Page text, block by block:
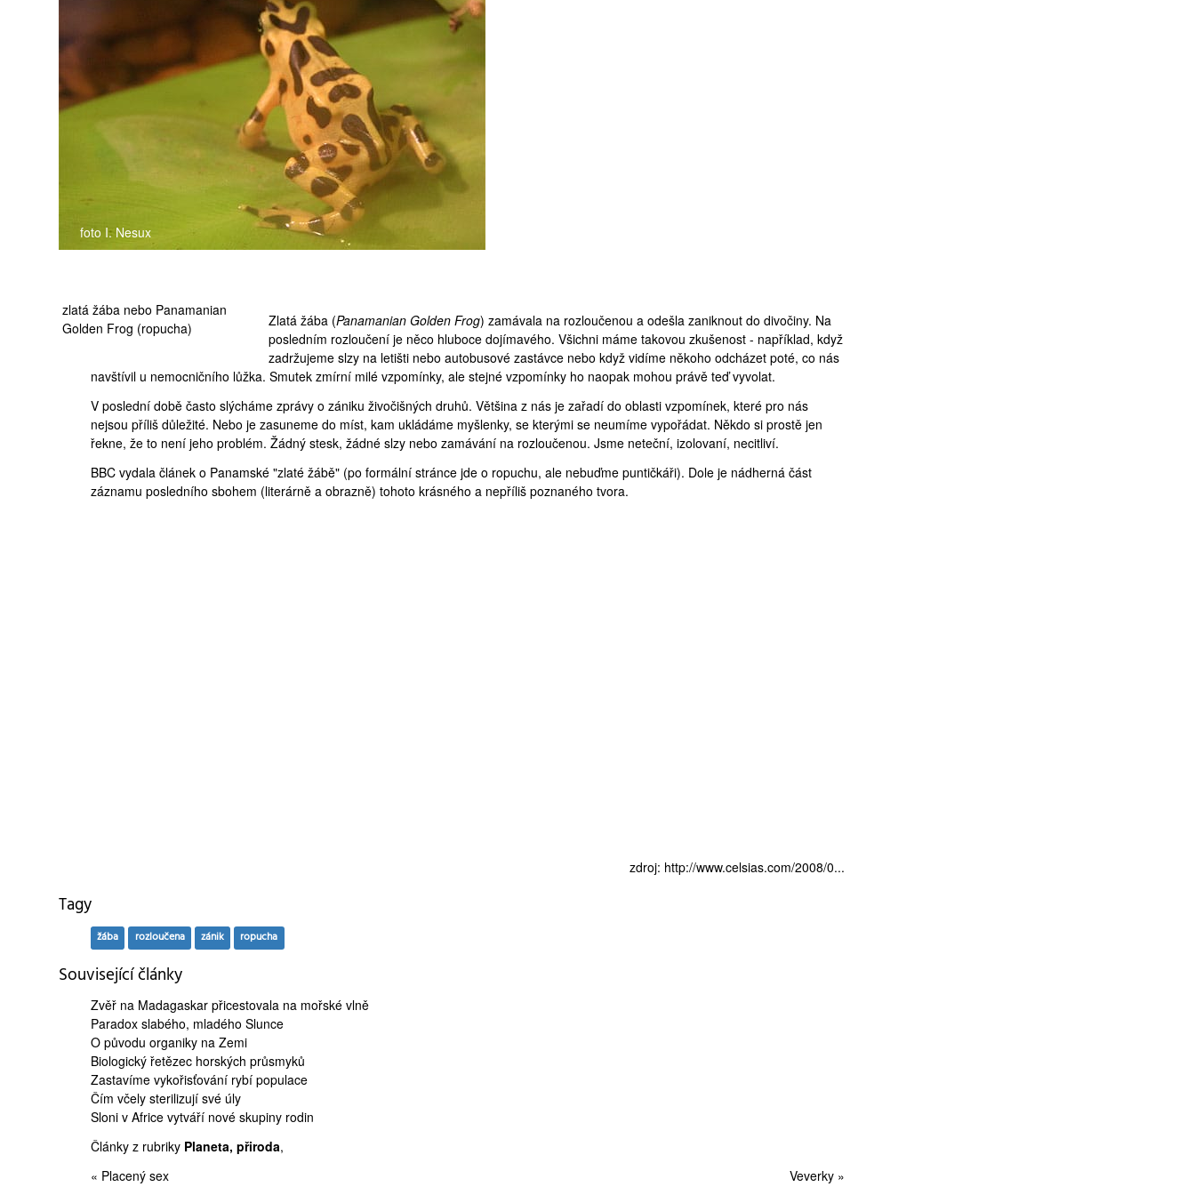
medicína
foto I. Nesux
zlatá žába nebo Panamanian
Golden Frog (ropucha)
Zlatá žába (Panamanian Golden Frog) zamávala na rozloučenou a odešla zaniknout do divočiny. Na
posledním rozloučení je něco hluboce dojímavého. Všichni máme takovou zkušenost - například, když
zadržujeme slzy na letišti nebo autobusové zastávce nebo když vidíme někoho odcházet poté, co nás
navštívil u nemocničního lůžka. Smutek zmírní milé vzpomínky, ale stejné vzpomínky ho naopak mohou právě teď vyvolat.
V poslední době často slýcháme zprávy o zániku živočišných druhů. Většina z nás je zařadí do oblasti vzpomínek, které pro nás
nejsou příliš důležité. Nebo je zasuneme do míst, kam ukládáme myšlenky, se kterými se neumíme vypořádat. Někdo si prostě jen
řekne, že to není jeho problém. Žádný stesk, žádné slzy nebo zamávání na rozloučenou. Jsme neteční, izolovaní, necitliví.
BBC vydala článek o Panamské "zlaté žábě" (po formální stránce jde o ropuchu, ale nebuďme puntičkáři). Dole je nádherná část
záznamu posledního sbohem (literárně a obrazně) tohoto krásného a nepříliš poznaného tvora.
zdroj: http://www.celsias.com/2008/0...
Tagy
žába rozloučena zánik ropucha
Související články
Zvěř na Madagaskar přicestovala na mořské vlně
Paradox slabého, mladého Slunce
O původu organiky na Zemi
Biologický řetězec horských průsmyků
Zastavíme vykořisťování rybí populace
Čím včely sterilizují své úly
Sloni v Africe vytváří nové skupiny rodin
Články z rubriky Planeta, přiroda,
« Placený sex
Veverky »